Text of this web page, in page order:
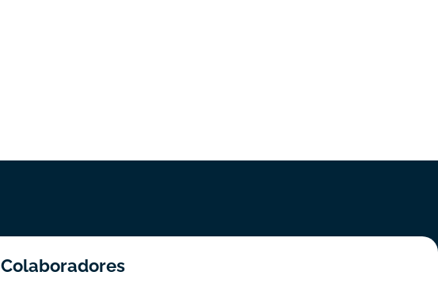
Colaboradores